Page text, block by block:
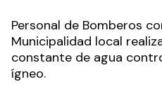
Personal de Bomberos
Municipalidad local
constante de agua
ígneo.